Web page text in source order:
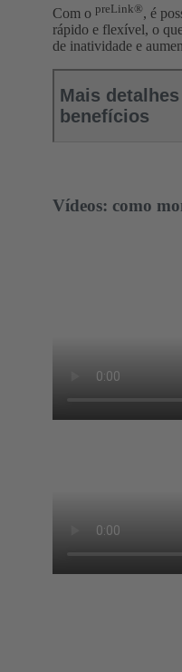
Com o preLink®, é
rápido e flexível, o
de inatividade e
Mais
benefícios
Vídeos: como